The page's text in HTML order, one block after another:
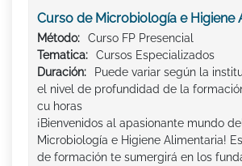
Curso de Microbiología e Higiene
Método:
Curso FP Presencial
Tematica:
Cursos Especializados
Duración:
Puede variar según la
el nivel de profundidad de la
cu horas
¡Bienvenidos al apasionante mundo
Microbiología e Higiene Alimentaria!
de formación te sumergirá en los